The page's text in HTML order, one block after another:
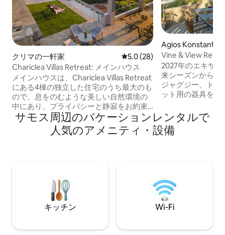
クリマの一軒家 レビュー28件、5つ星中5.0つ
5.0 (28)
Chariclea Villas Retreat: メインハウス
メインハウスは、Chariclea Villas Retreat
にある4棟の独立した住宅のうち最大のも
ので、息をのむような美しい自然環境の
中にあり、プライバシーと静寂をお約束
します。大人6人と子供2人まで宿泊可能
な設計で、居心地の良いリビングルーム
とパノラマの海の景色が特徴です。広々
ハウスもあり、それぞれに専用の入り口
と駐車場があります。
Agios
Vine & View
2027年のエキサ
来シーズンから、
ジャグジー、トレ
ット用の器具を備
いただけます。
庭と息をのむよ
地の良い家です。
族連れに最適です
サモス⁠周⁠辺⁠のバ⁠ケ⁠ー⁠シ⁠ョ⁠ン⁠レ⁠ン⁠タ⁠ル⁠で
人⁠気⁠のア⁠メ⁠ニ⁠テ⁠ィ⁠・⁠設⁠備
キッチン Wi-Fi